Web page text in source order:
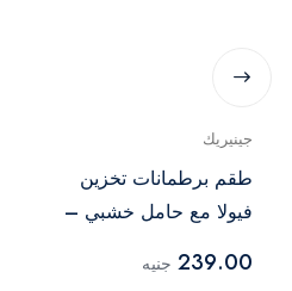
جينيريك
طقم برطمانات تخزين
فيولا مع حامل خشبي –
239.00 جنيه